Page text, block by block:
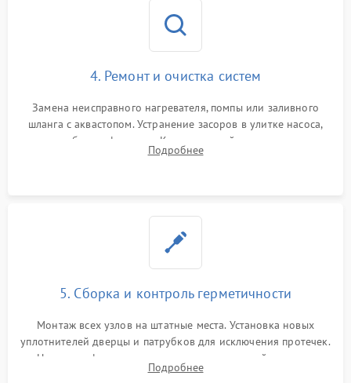
4. Ремонт и очистка систем
Замена неисправного нагревателя, помпы или заливного
шланга с аквастопом. Устранение засоров в улитке насоса,
патрубках и фильтрах. Компонентный ремонт платы
управления, восстановление поврежденной проводки.
Подробнее
5. Сборка и контроль герметичности
Монтаж всех узлов на штатные места. Установка новых
уплотнителей дверцы и патрубков для исключения протечек.
Надежная фиксация хомутов гидравлической системы,
сборка корпуса и установка датчика поплавка.
Подробнее